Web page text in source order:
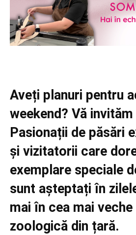
Aveți planuri pentru
weekend? Vă
Pasionații de păsări
și vizitatorii care
exemplare speciale
sunt așteptați în
mai în cea mai
zoologică din țară.